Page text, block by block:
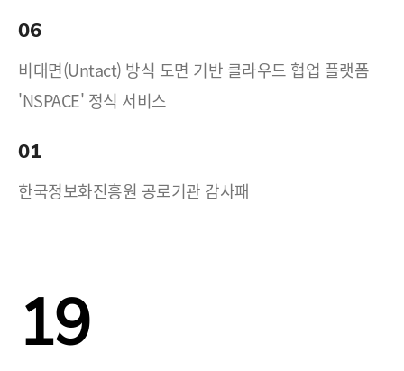
06
비대면(Untact) 방식 도면 기반 클라우드 협업 플랫폼
'NSPACE' 정식 서비스
01
한국정보화진흥원 공로기관 감사패
19